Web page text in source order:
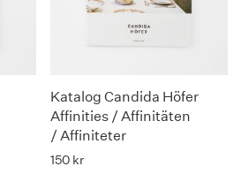
Katalog Candida Höfer
Affinities / Affinitäten
/ Affiniteter
150 kr